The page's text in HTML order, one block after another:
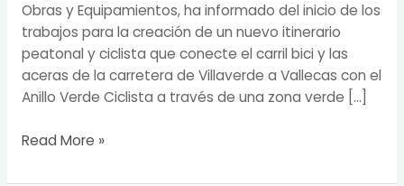
Obras y Equipamientos, ha informado del inicio de los
trabajos para la creación de un nuevo itinerario
peatonal y ciclista que conecte el carril bici y las
aceras de la carretera de Villaverde a Vallecas con el
Anillo Verde Ciclista a través de una zona verde […]
Read More »